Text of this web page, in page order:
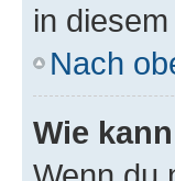
in
Nach
Wie